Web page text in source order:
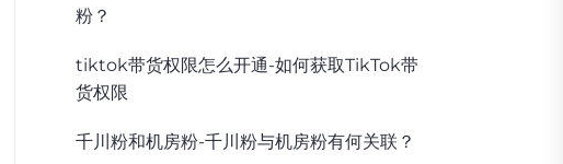
粉？
tiktok带货权限怎么开通-如何获取TikTok带
货权限
千川粉和机房粉-千川粉与机房粉有何关联？